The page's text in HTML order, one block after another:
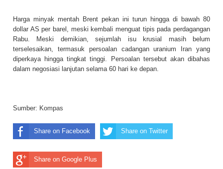
Harga minyak mentah Brent pekan ini turun hingga di bawah 80
dollar AS per barel, meski kembali menguat tipis pada perdagangan
Rabu. Meski demikian, sejumlah isu krusial masih belum
terselesaikan, termasuk persoalan cadangan uranium Iran yang
diperkaya hingga tingkat tinggi. Persoalan tersebut akan dibahas
dalam negosiasi lanjutan selama 60 hari ke depan.
Sumber: Kompas
Share on Facebook Share on Twitter
Share on Google Plus